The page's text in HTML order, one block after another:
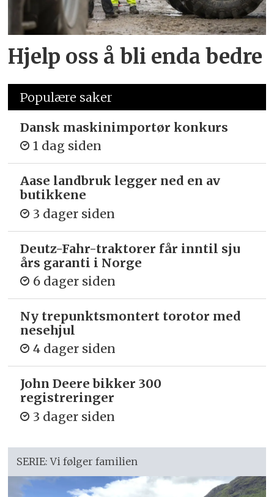
Hjelp oss å bli enda bedre
Populære saker
Dansk maskinimportør konkurs
1 dag siden
Aase landbruk legger ned en av
butikkene
3 dager siden
Deutz-Fahr-traktorer får inntil sju
års garanti i Norge
6 dager siden
Ny trepunkts­montert torotor med
nesehjul
4 dager siden
John Deere bikker 300
registreringer
3 dager siden
SERIE: Vi følger familien